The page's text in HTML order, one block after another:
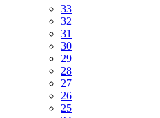
33
32
31
30
29
28
27
26
25